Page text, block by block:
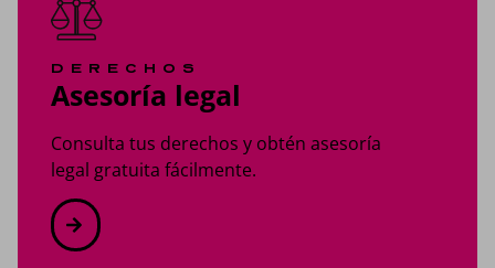
DERECHOS
Asesoría legal
Consulta tus derechos y obtén asesoría
legal gratuita fácilmente.